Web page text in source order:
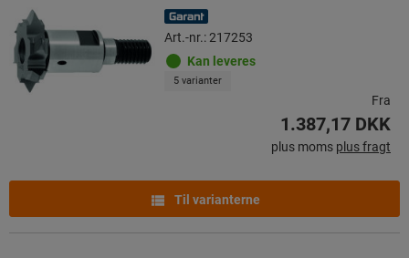
Art.-nr.: 217253
Kan leveres
5 varianter
Fra
1.387,17 DKK
plus moms plus fragt
Til varianterne